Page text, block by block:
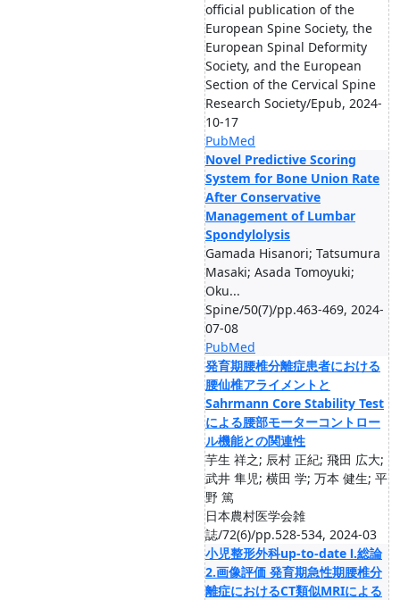
official publication of the
European Spine Society, the
European Spinal Deformity
Society, and the European
Section of the Cervical Spine
Research Society/Epub, 2024-
10-17
PubMed
Novel Predictive Scoring
System for Bone Union Rate
After Conservative
Management of Lumbar
Spondylolysis
Gamada Hisanori; Tatsumura
Masaki; Asada Tomoyuki;
Oku...
Spine/50(7)/pp.463-469, 2024-
07-08
PubMed
発育期腰椎分離症患者における
腰仙椎アライメントと
Sahrmann Core Stability Test
による腰部モーターコントロー
ル機能との関連性
芋生 祥之; 辰村 正紀; 飛田 広大;
武井 隼児; 横田 学; 万本 健生; 平
野 篤
日本農村医学会雑
誌/72(6)/pp.528-534, 2024-03
小児整形外科up-to-date Ⅰ.総論
2.画像評価 発育期急性期腰椎分
離症におけるCT類似MRIによる